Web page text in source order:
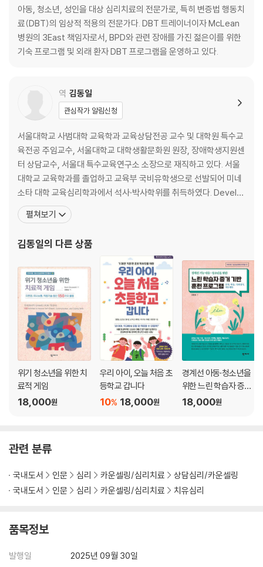
마음 열기
부정적인 일을 긍정적인 일로 바꿔 보기
제2부 이해에 도달하기
나의 감정 알아차리기
부적절한 반응에 직면하기
문제 영역 식별하고 처리하기
제6장 나의 행동 이해하기
감정이 어떻게 행동에서 나타나는지 알기
감정적인 트리거 식별하고 처리하기
특정 행동을 특정 반응에 연결하기
제7장 나의 생각 이해하기
반응 관찰하기
제8장 나의 관계 이해하기
관계 역동 인식하기
의사소통 강화하기
더 많은 가능성 열어 놓기
제3부 DBT 기술 탐구하기
제9장 마음챙김
나의 마음을 탐구하기
마음챙김의 유형 이해하기
제10장 감정 조절하기
스스로에게 정서적 지지자가 되어 주기
모든 것에는 이유가 있다는 것 인식하기
스스로 위기 관리하기
아동, 청소년, 성인을 대상 심리치료의 전문가로, 특히 변증법 행동치
료(DBT)의 임상적 적용의 전문가다. DBT 트레이너이자 McLean
병원의 3East 책임자로서, BPD와 관련 장애를 가진 젊은이를 위한
기숙 프로그램 및 외래 환자 DBT 프로그램을 운영하고 있다.
역 김동일
관심작가 알림신청
서울대학교 사범대학 교육학과 교육상담전공 교수 및 대학원 특수교
육전공 주임교수, 서울대학교 대학생활문화원 원장, 장애학생지원센
터 상담교수, 서울대 특수교육연구소 소장으로 재직하고 있다. 서울
대학교 교육학과를 졸업하고 교육부 국비유학생으로 선발되어 미네
소타 대학 교육심리학과에서 석사·박사학위를 취득하였다. Develo
pmental Studies Center, Research Associate, 한국청소년상
담원 상담교수, 경인교육대학교 교육학과 교수, 한국학습장애학회
소년보호위원회 위원, BK21 미래교육디자인연구
펼쳐보기
김동일의 다른 상품
위기 청소년을 위한 치
료적 게임
18,000원
우리 아이, 오늘 처음 초
등학교 갑니다
18,000원
10%
경계선 아동·청소년을
위한 느린 학습자 증거
기반 훈련 프로그램
18,000원
관련 분류
국내도서 인문 심리 카운셀링/심리치료
상담심리/카운셀링
국내도서
인문 심리 카운셀링/심리치료 치유심리
품목정보
발행일
2025년 09월 30일